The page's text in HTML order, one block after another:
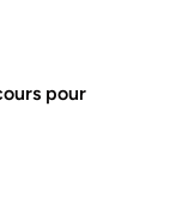
pour